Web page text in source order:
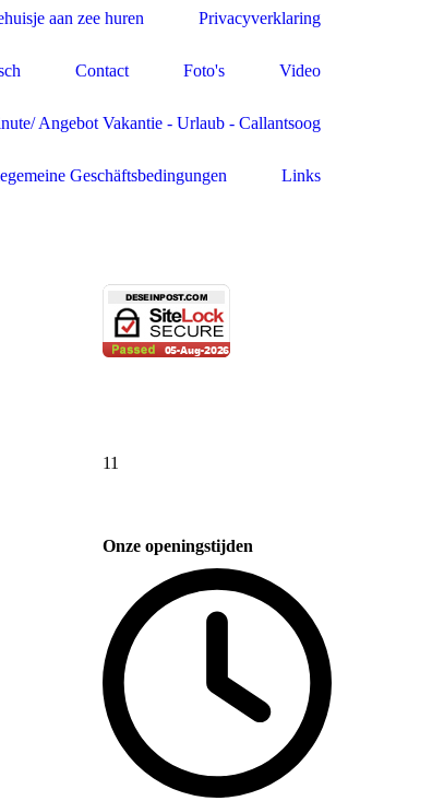
aan zee huren Privacyverklaring
Contact Foto's Video
Angebot Vakantie - Urlaub - Callantsoog
Geschäftsbedingungen Links
11
Onze openingstijden